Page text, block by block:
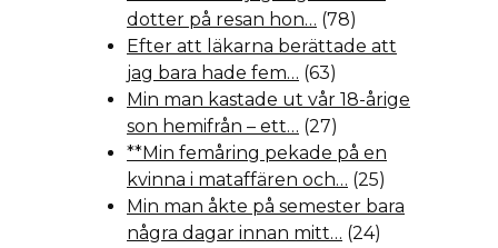
dotter på resan hon… (78)
Efter att läkarna berättade att
jag bara hade fem… (63)
Min man kastade ut vår 18-årige
son hemifrån – ett… (27)
**Min femåring pekade på en
kvinna i mataffären och… (25)
Min man åkte på semester bara
några dagar innan mitt… (24)